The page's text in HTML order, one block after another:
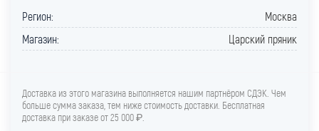
Регион:
Москва
Магазин:
Царский пряник
Доставка из этого магазина выполняется нашим партнёром СДЭК. Чем
больше сумма заказа, тем ниже стоимость доставки. Бесплатная
доставка при заказе от 25 000 ₽.